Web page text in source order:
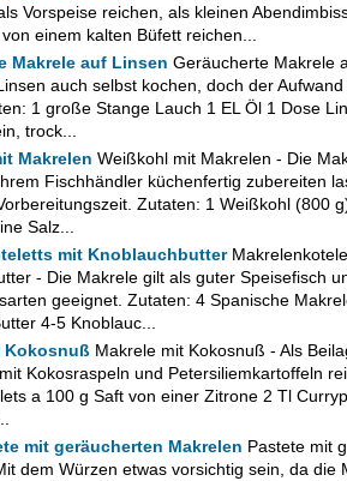
Vorspeise reichen, als kleinen
einem kalten Büfett reichen...
Makrele auf Linsen Geräucherte Makrele
auch selbst kochen, doch der
1 große Stange Lauch 1 EL Öl 1 Dose
trock...
Makrelen Weißkohl mit Makrelen - Die
Fischhändler küchenfertig zubereiten
Zutaten: 1 Weißkohl (800
Salz...
mit Knoblauchbutter
- Die Makrele gilt als guter Speisefisch
geeignet. Zutaten: 4 Spanische
4-5 Knoblauc...
Kokosnuß Makrele mit Kokosnuß - Als
Kokosraspeln und Petersiliemkartoffeln
a 100 g Saft von einer Zitrone 2 Tl
mit geräucherten Makrelen Pastete mit
dem Würzen etwas vorsichtig sein, da die